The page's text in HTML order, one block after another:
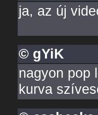
ja, az új
© gYiK
nagyon pop
kurva